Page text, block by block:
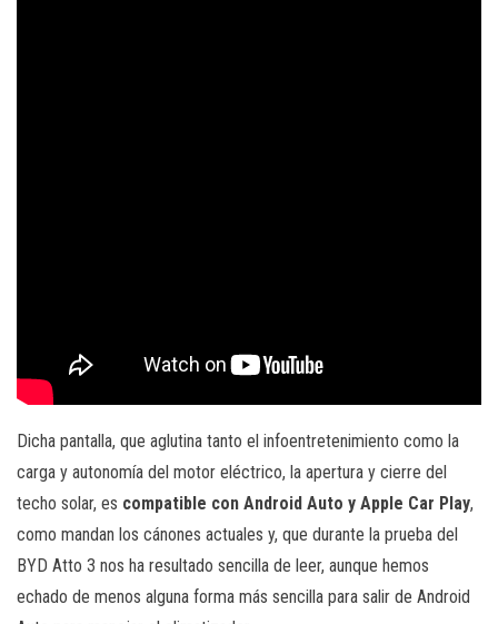
Dicha pantalla, que aglutina tanto el infoentretenimiento como la
carga y autonomía del motor eléctrico, la apertura y cierre del
techo solar, es compatible con Android Auto y Apple Car Play,
como mandan los cánones actuales y, que durante la prueba del
BYD Atto 3 nos ha resultado sencilla de leer, aunque hemos
echado de menos alguna forma más sencilla para salir de Android